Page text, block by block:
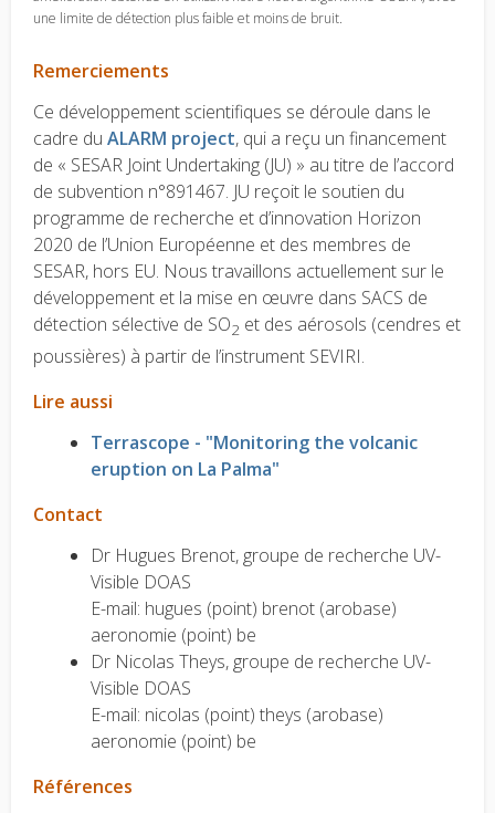
une limite de détection plus faible et moins de bruit.
Remerciements
Ce développement scientifiques se déroule dans le
cadre du ALARM project, qui a reçu un financement
de « SESAR Joint Undertaking (JU) » au titre de l’accord
de subvention n°891467. JU reçoit le soutien du
programme de recherche et d’innovation Horizon
2020 de l’Union Européenne et des membres de
SESAR, hors EU. Nous travaillons actuellement sur le
développement et la mise en œuvre dans SACS de
détection sélective de SO2 et des aérosols (cendres et
poussières) à partir de l’instrument SEVIRI.
Lire aussi
Terrascope - "Monitoring the volcanic
eruption on La Palma"
Contact
Dr Hugues Brenot, groupe de recherche UV-
Visible DOAS
E-mail: hugues (point) brenot (arobase)
aeronomie (point) be
Dr Nicolas Theys, groupe de recherche UV-
Visible DOAS
E-mail: nicolas (point) theys (arobase)
aeronomie (point) be
Références